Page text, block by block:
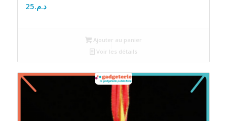
د.م.25
Ajouter au panier
Voir les détails